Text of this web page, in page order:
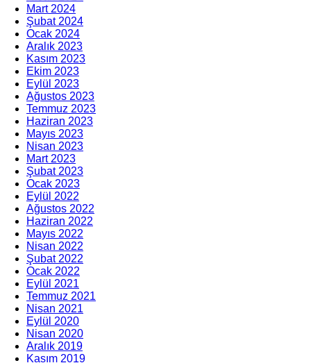
Mart 2024
Şubat 2024
Ocak 2024
Aralık 2023
Kasım 2023
Ekim 2023
Eylül 2023
Ağustos 2023
Temmuz 2023
Haziran 2023
Mayıs 2023
Nisan 2023
Mart 2023
Şubat 2023
Ocak 2023
Eylül 2022
Ağustos 2022
Haziran 2022
Mayıs 2022
Nisan 2022
Şubat 2022
Ocak 2022
Eylül 2021
Temmuz 2021
Nisan 2021
Eylül 2020
Nisan 2020
Aralık 2019
Kasım 2019